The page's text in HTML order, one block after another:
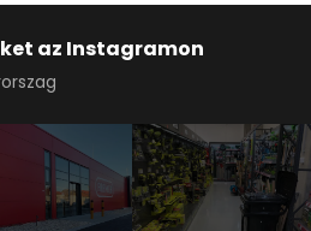
az Instagramon